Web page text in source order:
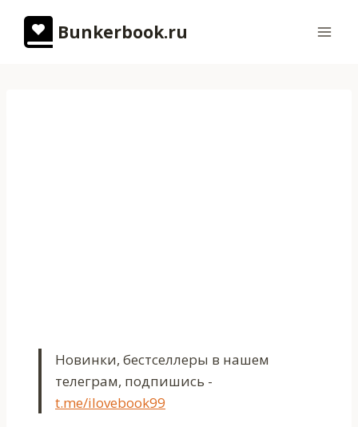
содержимому
Bunkerbook.ru
Новинки, бестселлеры в нашем
телеграм, подпишись -
t.me/ilovebook99